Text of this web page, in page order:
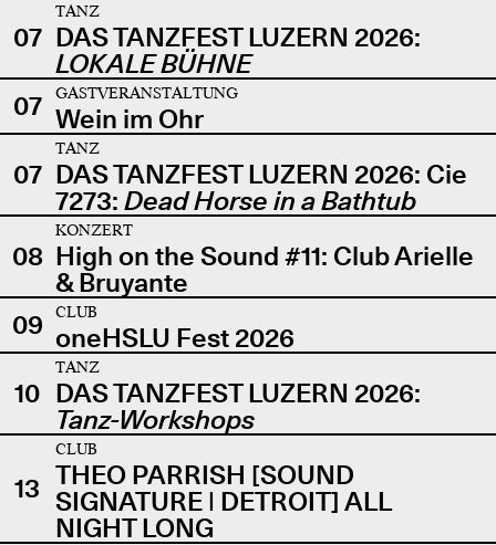
07
TANZ
DAS TANZFEST LUZERN 2026:
LOKALE BÜHNE
07
GASTVERANSTALTUNG
Wein im Ohr
07
TANZ
DAS TANZFEST LUZERN 2026: Cie
7273: Dead Horse in a Bathtub
08
KONZERT
High on the Sound #11: Club Arielle
& Bruyante
09
CLUB
oneHSLU Fest 2026
10
TANZ
DAS TANZFEST LUZERN 2026:
Tanz-Workshops
13
CLUB
THEO PARRISH [SOUND
SIGNATURE | DETROIT] ALL
NIGHT LONG